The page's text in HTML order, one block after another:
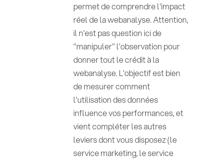
permet de comprendre l'impact
réel de la webanalyse. Attention,
il n'est pas question ici de
"manipuler" l'observation pour
donner tout le crédit à la
webanalyse. L'objectif est bien
de mesurer comment
l'utilisation des données
influence vos performances, et
vient compléter les autres
leviers dont vous disposez (le
service marketing, le service